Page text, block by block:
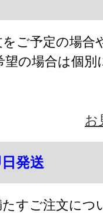
ご予定の場合
の場合は個別
お
発送
すご注文につ